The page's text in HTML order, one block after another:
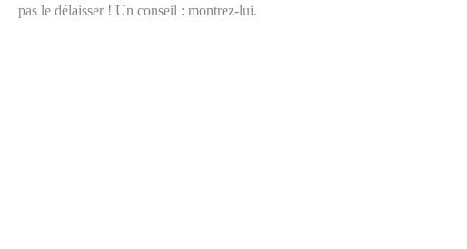
pas le délaisser ! Un conseil : montrez-lui.